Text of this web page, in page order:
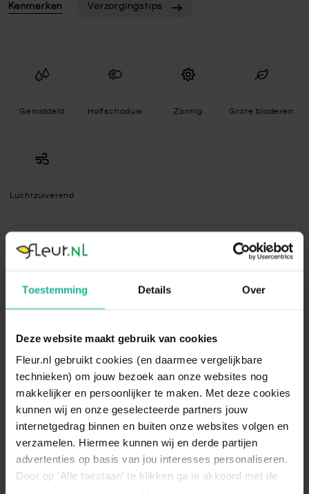
Toestemming Details Over
Deze website maakt gebruik van cookies
Fleur.nl gebruikt cookies (en daarmee vergelijkbare
technieken) om jouw bezoek aan onze websites nog
makkelijker en persoonlijker te maken. Met deze cookies
kunnen wij en onze geselecteerde partners jouw
internetgedrag binnen en buiten onze websites volgen en
verzamelen. Hiermee kunnen wij en derde partijen
advertenties op basis van jou interesses personaliseren.
Door op ‘Alle toestaan’ te klikken ga je akkoord met de
Kenmerken Verzorgingstips
Gemiddeld Halfschaduw Zonnig Grote bladeren
Luchtzuiverend
Specificaties
omschrijving
Geef de Schefflera een goed verlichte
ervoor dat de plant zo'n drie tot vijf uur
van een raam op het zuiden zal de
Schefflera goed gedijen. De soorten die
lichter van kleur zijn, hebben minder
bladgroenkorrels in hun blad en staan
daarom liever op een plek met nog meer
licht. Zet deze soorten daarom wat dichter
naar het raam toe.
Bewateren Gemiddeld